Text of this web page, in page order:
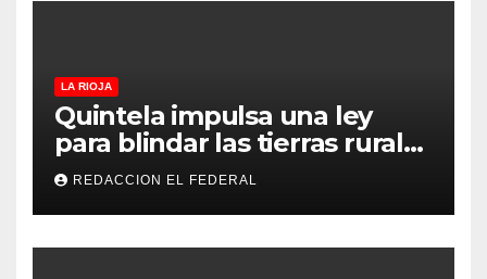
LA RIOJA
Quintela impulsa una ley
para blindar las tierras rurales
de La Rioja: cuáles son los
principales puntos
REDACCION EL FEDERAL